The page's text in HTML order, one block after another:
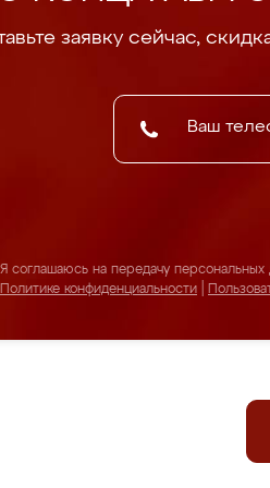
заявку сейчас,
Я соглашаюсь на передачу персональных
Политике конфиденциальности